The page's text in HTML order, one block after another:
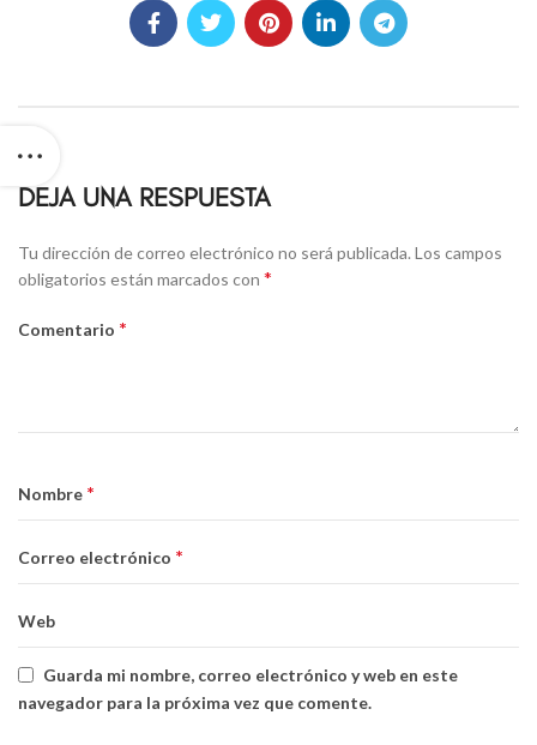
DEJA UNA RESPUESTA
Tu dirección de correo electrónico no será publicada.Los campos
obligatorios están marcados con *
Comentario *
Nombre *
Correo electrónico *
Web
Guarda mi nombre, correo electrónico y web en este
navegador para la próxima vez que comente.
Alternative: